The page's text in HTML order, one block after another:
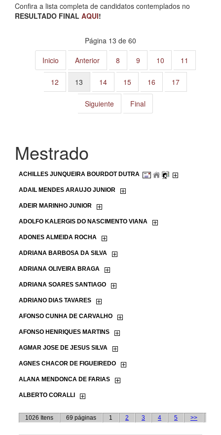
Confira a lista completa de candidatos contemplados no
RESULTADO FINAL AQUI!
Página 13 de 60
Inicio
Anterior 8 9 10 11
12 13 14 15 16 17
Siguiente Final
Mestrado